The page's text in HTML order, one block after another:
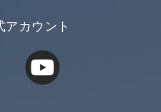
カウント